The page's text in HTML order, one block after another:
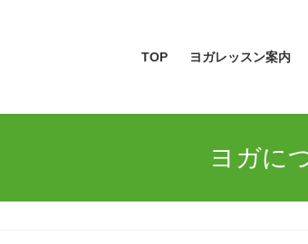
TOP ヨガレッスン案内
ヨガに